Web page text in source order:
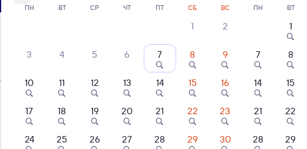
10 9,2
Расписание поездов Таловая — Крымская
Расписание поездов Крымская — Таловая
Открыта продажа билетов на 4 ноября. Отправление и прибытие по местному
Самый быстрый
311Я Проходящий
01:14 21:03
ПН ВТ СР ЧТ ПТ СБ ВС
1 2
3 4 5 6 7 8 9
10 11 12 13 14 15 16
17 18 19 20 21 22 23
24 25 26 27 28 29 30
ПН ВТ
1
7 8
14 15
21 22
28 29